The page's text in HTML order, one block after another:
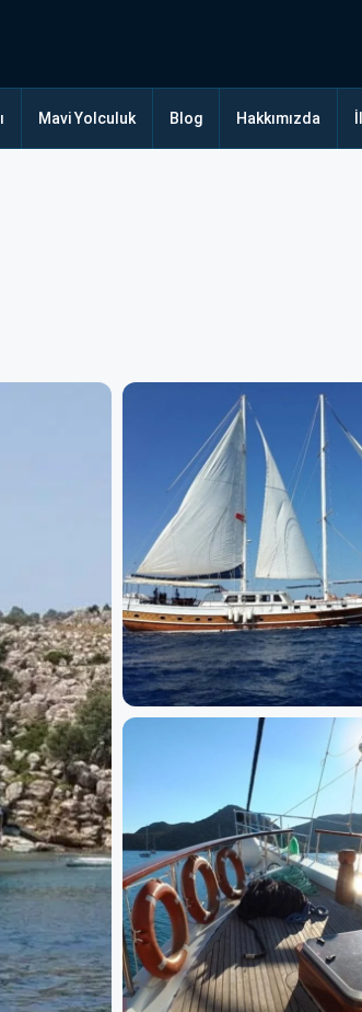
Mavi Yolculuk Blog Hakkımızda